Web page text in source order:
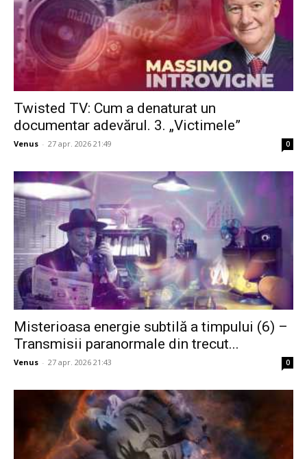
Twisted TV: Cum a denaturat un
documentar adevărul. 3. „Victimele”
Venus - 27 apr. 2026 21:49 0
Misterioasa energie subtilă a timpului (6) –
Transmisii paranormale din trecut...
Venus - 27 apr. 2026 21:43 0